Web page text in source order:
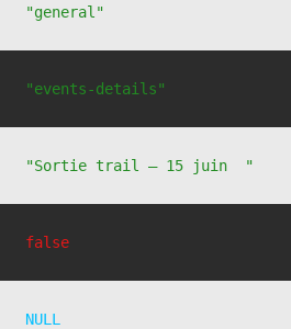
"general"
"events-details"
"Sortie trail – 15 juin  "
false
NULL